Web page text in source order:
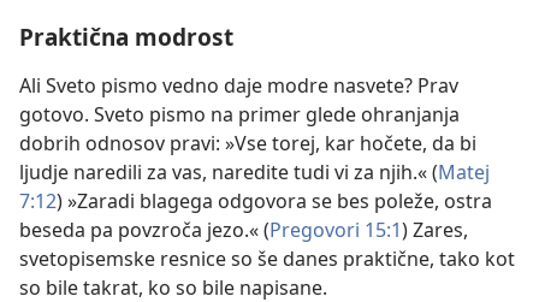
Praktična modrost
Ali Sveto pismo vedno daje modre nasvete? Prav
gotovo. Sveto pismo na primer glede ohranjanja
dobrih odnosov pravi: »Vse torej, kar hočete, da bi
ljudje naredili za vas, naredite tudi vi za njih.« (Matej
7:12) »Zaradi blagega odgovora se bes poleže, ostra
beseda pa povzroča jezo.« (Pregovori 15:1) Zares,
svetopisemske resnice so še danes praktične, tako kot
so bile takrat, ko so bile napisane.